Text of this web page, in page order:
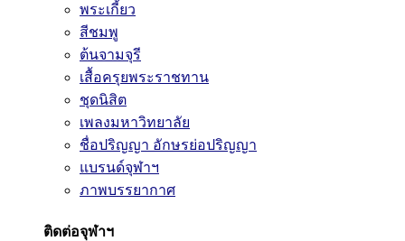
พระเกี้ยว
สีชมพู
ต้นจามจุรี
เสื้อครุยพระราชทาน
ชุดนิสิต
เพลงมหาวิทยาลัย
ชื่อปริญญา อักษรย่อปริญญา
แบรนด์จุฬาฯ
ภาพบรรยากาศ
ติดต่อจุฬาฯ